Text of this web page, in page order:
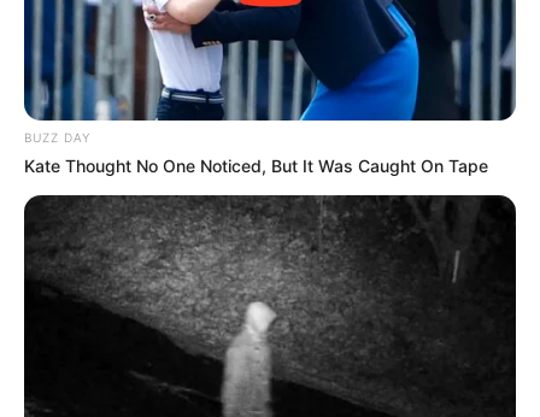
BUZZ DAY
Kate Thought No One Noticed, But It Was Caught On Tape